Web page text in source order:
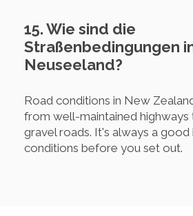
15. Wie sind die
Straßenbedingungen
Neuseeland?
Road conditions in New
from well-maintained highways
gravel roads. It's always a
conditions before you set out.